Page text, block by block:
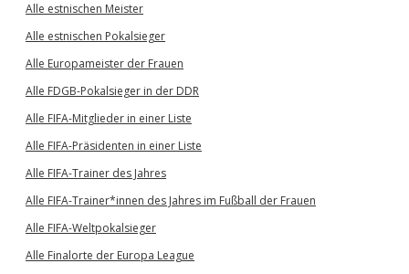
Alle estnischen Meister
Alle estnischen Pokalsieger
Alle Europameister der Frauen
Alle FDGB-Pokalsieger in der DDR
Alle FIFA-Mitglieder in einer Liste
Alle FIFA-Präsidenten in einer Liste
Alle FIFA-Trainer des Jahres
Alle FIFA-Trainer*innen des Jahres im Fußball der Frauen
Alle FIFA-Weltpokalsieger
Alle Finalorte der Europa League